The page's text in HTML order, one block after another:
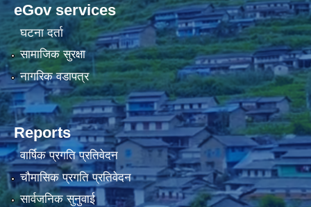
eGov services
घटना दर्ता
सामाजिक सुरक्षा
नागरिक वडापत्र
Reports
वार्षिक प्रगति प्रतिवेदन
चौमासिक प्रगति प्रतिवेदन
सार्वजनिक सुनुवाई